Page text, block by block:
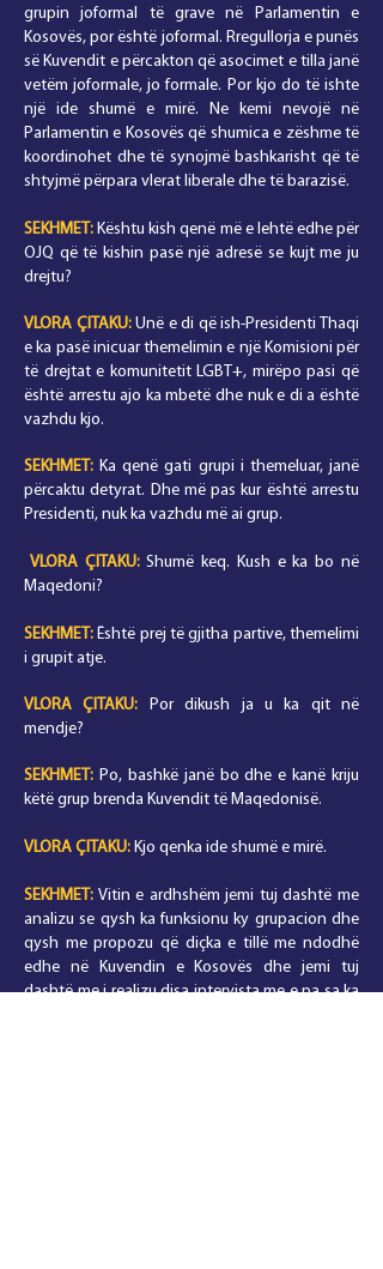
grupin joformal të grave në Parlamentin e
Kosovës, por është joformal. Rregullorja e punës
së Kuvendit e përcakton që asocimet e tilla janë
vetëm joformale, jo formale. Por kjo do të ishte
një ide shumë e mirë. Ne kemi nevojë në
Parlamentin e Kosovës që shumica e zëshme të
koordinohet dhe të synojmë bashkarisht që të
shtyjmë përpara vlerat liberale dhe të barazisë.
SEKHMET: Kështu kish qenë më e lehtë edhe për
OJQ që të kishin pasë një adresë se kujt me ju
drejtu?
VLORA ÇITAKU: Unë e di që ish-Presidenti Thaqi
e ka pasë inicuar themelimin e një Komisioni për
të drejtat e komunitetit LGBT+, mirëpo pasi që
është arrestu ajo ka mbetë dhe nuk e di a është
vazhdu kjo.
SEKHMET: Ka qenë gati grupi i themeluar, janë
përcaktu detyrat. Dhe më pas kur është arrestu
Presidenti, nuk ka vazhdu më ai grup.
VLORAÇITAKU:Shumë keq. Kush e ka bo në
Maqedoni?
SEKHMET: Është prej të gjitha partive, themelimi
i grupit atje.
VLORA ÇITAKU:
Por dikush ja u ka qit në
mendje?
SEKHMET: Po, bashkë janë bo dhe e kanë kriju
këtë grup brenda Kuvendit të Maqedonisë.
VLORA ÇITAKU: Kjo qenka ide shumë e mirë.
SEKHMET: Vitin e ardhshëm jemi tuj dashtë me
analizu se qysh ka funksionu ky grupacion dhe
qysh me propozu që diçka e tillë me ndodhë
edhe në Kuvendin e Kosovës dhe jemi tuj
dashtë me i realizu disa intervista me e pa sa ka